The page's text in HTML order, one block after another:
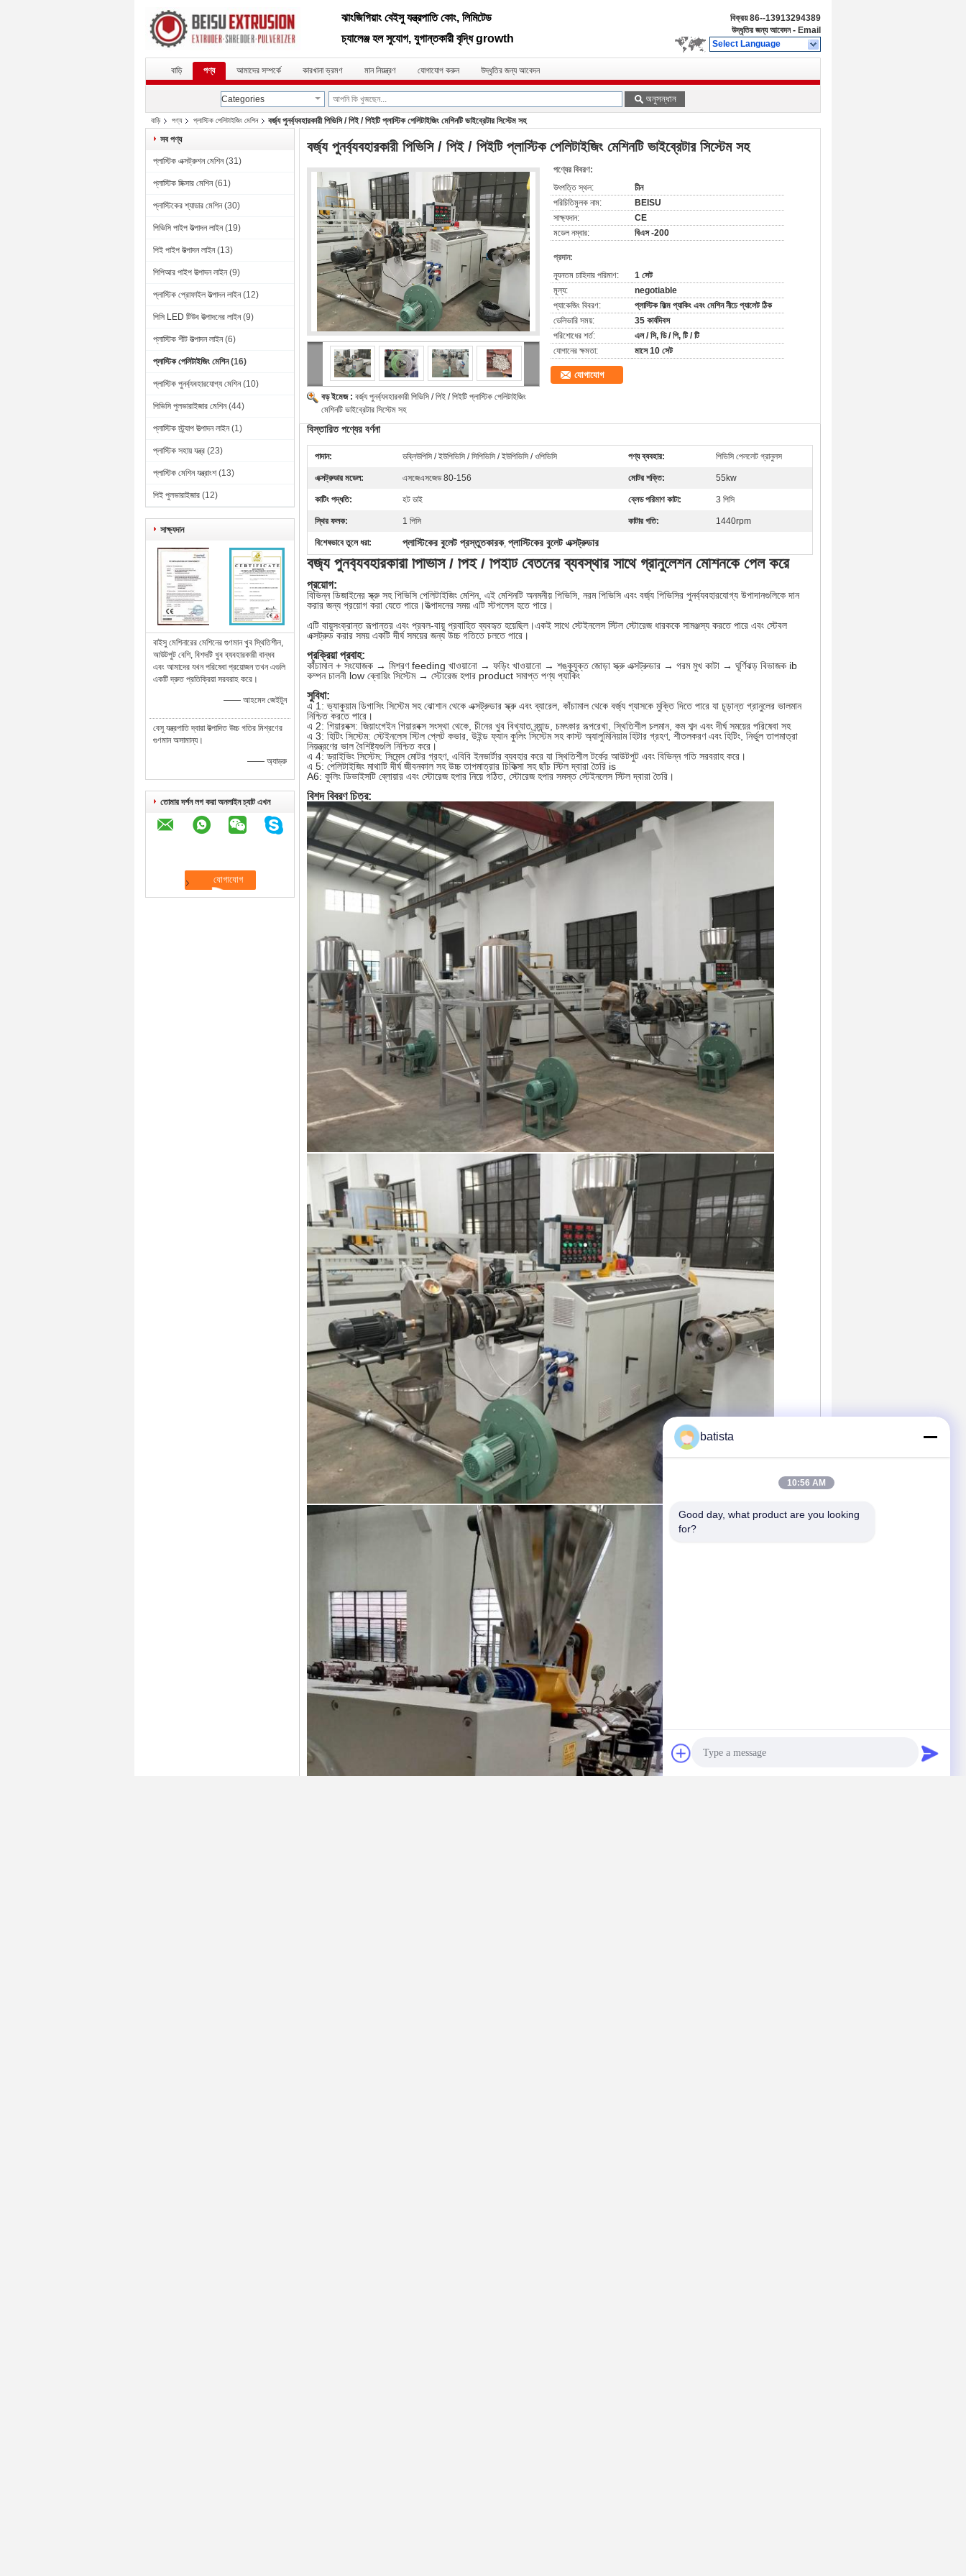
ঝাংজিগিয়াং বেইসু যন্ত্রপাতি কোং, লিমিটেড
চ্যালেঞ্জ হল সুযোগ, যুগান্তকারী বৃদ্ধি growth
বিক্রয়86--13913294389
উদ্ধৃতির জন্য আবেদন - Email
Select Language
বাড়ি পণ্য আমাদের সম্পর্কে কারখানা ভ্রমণ মান নিয়ন্ত্রণ যোগাযোগ করুন উদ্ধৃতির জন্য আবেদন
Categories অনুসন্ধান
বাড়ি পণ্য প্লাস্টিক পেলিটাইজিং মেশিন
বর্জ্য পুনর্ব্যবহারকারী পিভিসি / পিই / পিইটি প্লাস্টিক পেলিটাইজিং মেশিনটি ভাইব্রেটার সিস্টেম সহ
সব পণ্য
প্লাস্টিক এক্সট্রুশন মেশিন (31)
প্লাস্টিক মিক্সার মেশিন (61)
প্লাস্টিকের শ্যাডার মেশিন (30)
পিভিসি পাইপ উত্পাদন লাইন (19)
পিই পাইপ উত্পাদন লাইন (13)
পিপিআর পাইপ উত্পাদন লাইন (9)
প্লাস্টিক প্রোফাইল উত্পাদন লাইন (12)
পিসি LED টিউব উত্পাদনের লাইন (9)
প্লাস্টিক শীট উত্পাদন লাইন (6)
প্লাস্টিক পেলিটাইজিং মেশিন (16)
প্লাস্টিক পুনর্ব্যবহারযোগ্য মেশিন (10)
পিভিসি পুলভারাইজার মেশিন (44)
প্লাস্টিক স্ট্র্যাপ উত্পাদন লাইন (1)
প্লাস্টিক সহায় যন্ত্র (23)
প্লাস্টিক মেশিন যন্ত্রাংশ (13)
পিই পুলভারাইজার (12)
সাক্ষ্যদান
বাইসু মেশিনারের মেশিনের গুণমান খুব স্থিতিশীল,
আউটপুট বেশি, বিশদটি খুব ব্যবহারকারী বান্ধব
এবং আমাদের যখন পরিষেবা প্রয়োজন তখন এগুলি
একটি দ্রুত প্রতিক্রিয়া সরবরাহ করে।
—— আহমেদ জেইটুন
বেসু যন্ত্রপাতি দ্বারা উত্পাদিত উচ্চ গতির মিশ্রণের
গুণমান অসামান্য।
—— অ্যাড্রু
তোমার দর্শন লগ করা অনলাইন চ্যাট এখন
বর্জ্য পুনর্ব্যবহারকারী পিভিসি / পিই / পিইটি প্লাস্টিক পেলিটাইজিং মেশিনটি ভাইব্রেটার সিস্টেম সহ
বড় ইমেজ : বর্জ্য পুনর্ব্যবহারকারী পিভিসি / পিই / পিইটি প্লাস্টিক পেলিটাইজিং
মেশিনটি ভাইব্রেটার সিস্টেম সহ
পণ্যের বিবরণ:
উৎপত্তি স্থল:
চীন
পরিচিতিমুলক নাম:
BEISU
সাক্ষ্যদান:
CE
মডেল নম্বার:
বিএস -200
প্রদান:
ন্যূনতম চাহিদার পরিমাণ:
1 সেট
মূল্য:
negotiable
প্যাকেজিং বিবরণ:
প্লাস্টিক ফিল্ম প্যাকিং এবং মেশিন নীচে প্যালেট ঠিক
ডেলিভারি সময়:
35 কার্যদিবস
পরিশোধের শর্ত:
এল / সি, ডি / পি, টি / টি
যোগানের ক্ষমতা:
মাসে 10 সেট
যোগাযোগ
বিস্তারিত পণ্যের বর্ণনা
পাদান: ডব্লিউপিসি / ইউপিভিসি / সিপিভিসি / ইউপিভিসি / ওপিভিসি পণ্য ব্যবহার: পিভিসি পেললেট গ্রানুলস
এক্সট্রুডার মডেল: এসজেএসজেড 80-156 মোটর শক্তি: 55kw
কাটিং পদ্ধতি: হট ডাই ব্লেড পরিমাণ কাটা: 3 পিসি
স্থির ফলক: 1 পিসি কাটার গতি: 1440rpm
বিশেষভাবে তুলে ধরা: প্লাস্টিকের বুলেট প্রস্তুতকারক, প্লাস্টিকের বুলেট এক্সট্রুডার
বর্জ্য পুনর্ব্যবহারকারী পিভিসি / পিই / পিইটি বেতনের ব্যবস্থার সাথে গ্রানুলেশন মেশিনকে পেল করে
প্রয়োগ:
বিভিন্ন ডিজাইনের স্ক্রু সহ পিভিসি পেলিটাইজিং মেশিন, এই মেশিনটি অনমনীয় পিভিসি, নরম পিভিসি এবং বর্জ্য পিভিসির পুনর্ব্যবহারযোগ্য উপাদানগুলিকে দান
করার জন্য প্রয়োগ করা যেতে পারে।উত্পাদনের সময় এটি স্টপলেস হতে পারে।
এটি বায়ুসংক্রান্ত রূপান্তর এবং প্রবল-বায়ু প্রবাহিত ব্যবহৃত হয়েছিল।একই সাথে স্টেইনলেস স্টিল স্টোরেজ ধারককে সামঞ্জস্য করতে পারে এবং স্টেবল
এক্সট্রুড করার সময় একটি দীর্ঘ সময়ের জন্য উচ্চ গতিতে চলতে পারে।
প্রক্রিয়া প্রবাহ:
কাঁচামাল + সংযোজক → মিশ্রণ feeding খাওয়ানো → ফড়িং খাওয়ানো → শঙ্কুযুক্ত জোড়া স্ক্রু এক্সট্রুডার → গরম মুখ কাটা → ঘূর্ণিঝড় বিভাজক ib
কম্পন চালনী low ব্লোয়িং সিস্টেম → স্টোরেজ হপার product সমাপ্ত পণ্য প্যাকিং
সুবিধা:
এ 1: ভ্যাকুয়াম ডিগাসিং সিস্টেম সহ ঝোশান থেকে এক্সট্রুডার স্ক্রু এবং ব্যারেল, কাঁচামাল থেকে বর্জ্য গ্যাসকে মুক্তি দিতে পারে যা চূড়ান্ত গ্রানুলের ভালমান
নিশ্চিত করতে পারে।
এ 2: গিয়ারবক্স: জিয়াংগেইন গিয়ারবক্স সংস্থা থেকে, চীনের খুব বিখ্যাত ব্র্যান্ড, চমৎকার রূপরেখা, স্থিতিশীল চলমান, কম শব্দ এবং দীর্ঘ সময়ের পরিষেবা সহ
এ 3: হিটিং সিস্টেম: স্টেইনলেস স্টিল প্লেট কভার, উইন্ড ফ্যান কুলিং সিস্টেম সহ কাস্ট অ্যালুমিনিয়াম হিটার গ্রহণ, শীতলকরণ এবং হিটিং, নির্ভুল তাপমাত্রা
নিয়ন্ত্রণের ভাল বৈশিষ্ট্যগুলি নিশ্চিত করে।
এ 4: ড্রাইভিং সিস্টেম: সিমেন্স মোটর গ্রহণ, এবিবি ইনভার্টার ব্যবহার করে যা স্থিতিশীল টর্কের আউটপুট এবং বিভিন্ন গতি সরবরাহ করে।
এ 5: পেলিটাইজিং মাথাটি দীর্ঘ জীবনকাল সহ উচ্চ তাপমাত্রার চিকিত্সা সহ ছাঁচ স্টিল দ্বারা তৈরি is
A6: কুলিং ডিভাইসটি ব্লোয়ার এবং স্টোরেজ হপার নিয়ে গঠিত, স্টোরেজ হপার সমস্ত স্টেইনলেস স্টিল দ্বারা তৈরি।
বিশদ বিবরণ চিত্র:
batista
10:56 AM
Good day, what product are you looking
for?